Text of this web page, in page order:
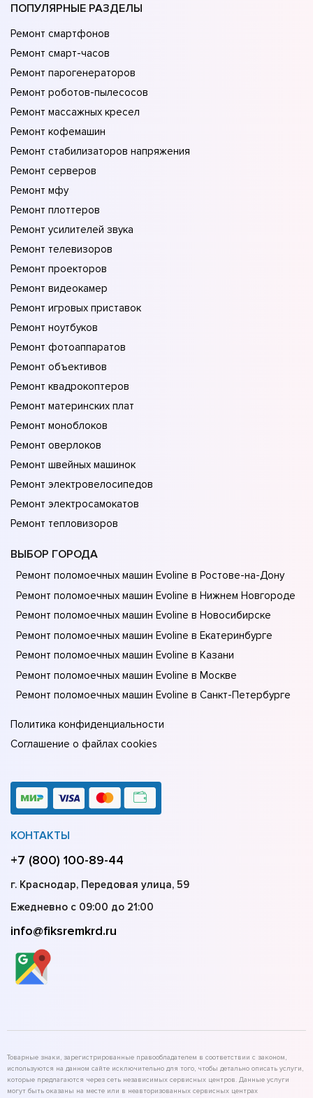
ПОПУЛЯРНЫЕ РАЗДЕЛЫ
Ремонт смартфонов
Ремонт смарт-часов
Ремонт парогенераторов
Ремонт роботов-пылесосов
Ремонт массажных кресел
Ремонт кофемашин
Ремонт стабилизаторов напряжения
Ремонт серверов
Ремонт мфу
Ремонт плоттеров
Ремонт усилителей звука
Ремонт телевизоров
Ремонт проекторов
Ремонт видеокамер
Ремонт игровых приставок
Ремонт ноутбуков
Ремонт фотоаппаратов
Ремонт объективов
Ремонт квадрокоптеров
Ремонт материнских плат
Ремонт моноблоков
Ремонт оверлоков
Ремонт швейных машинок
Ремонт электровелосипедов
Ремонт электросамокатов
Ремонт тепловизоров
ВЫБОР ГОРОДА
Ремонт поломоечных машин Evoline в Ростове-на-Донy
Ремонт поломоечных машин Evoline в Нижнем Новгороде
Ремонт поломоечных машин Evoline в Новосибирске
Ремонт поломоечных машин Evoline в Екатеринбурге
Ремонт поломоечных машин Evoline в Казани
Ремонт поломоечных машин Evoline в Москве
Ремонт поломоечных машин Evoline в Санкт-Петербурге
Политика конфиденциальности
Соглашение о файлах cookies
КОНТАКТЫ
+7 (800) 100-89-44
г. Краснодар, Передовая улица, 59
Ежедневно с 09:00 до 21:00
info@fiksremkrd.ru
Товарные знаки, зарегистрированные правообладателем в соответствии с законом,
используются на данном сайте исключительно для того, чтобы детально описать услуги,
которые предлагаются через сеть независимых сервисных центров. Данные услуги
могут быть оказаны на месте или в неавторизованных сервисных центрах